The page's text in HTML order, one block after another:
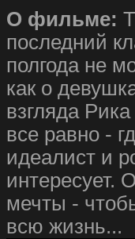
О фильме:
последний
полгода не
как о
взгляда
все равно -
идеалист и
интересует.
мечты -
всю жизнь...